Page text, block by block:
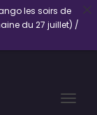
les soirs de
du 27 juillet) /